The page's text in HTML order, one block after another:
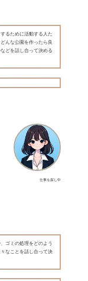
るために活動する人た
んな公園を作ったら良
どを話し合って決める
仕事を探し中
ゴミの処理をどのよう
なことを話し合って決